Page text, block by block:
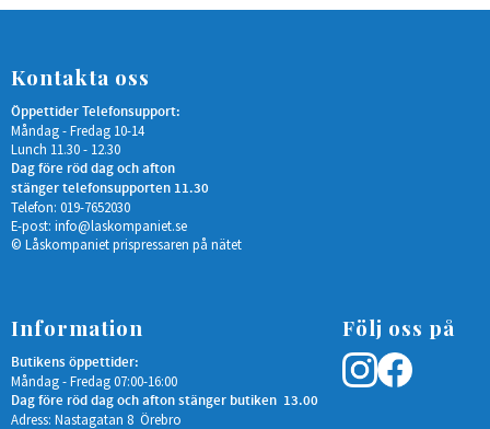
Kontakta oss
Öppettider Telefonsupport:
Måndag - Fredag 10-14
Lunch 11.30 - 12.30
Dag före röd dag och afton
stänger telefonsupporten 11.30
Telefon: 019-7652030
E-post: info@laskompaniet.se
© Låskompaniet prispressaren på nätet
Information
Butikens öppettider:
Måndag - Fredag 07:00-16:00
Dag före röd dag och afton stänger butiken 13.00
Adress: Nastagatan 8 Örebro
Följ oss på